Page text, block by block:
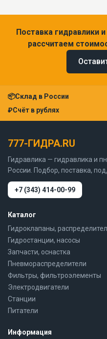
Поставка гидравлики
рассчитаем
📦Склад в России
₽Счёт в рублях
777-ГИДРА.RU
Гидравлика — гидравлика и
России. Подбор, поставка,
+7 (343) 414-00-99
Каталог
Гидроклапаны,
Гидростанции, насосы
Запчасти, оснастка
Пневмораспределители
Фильтры, фильтроэлементы
Электродвигатели
Станции
Питатели
Информация